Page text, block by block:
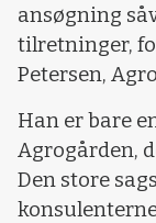
ansøgning
tilretninger,
Petersen,
Han er bare
Agrogården,
Den store